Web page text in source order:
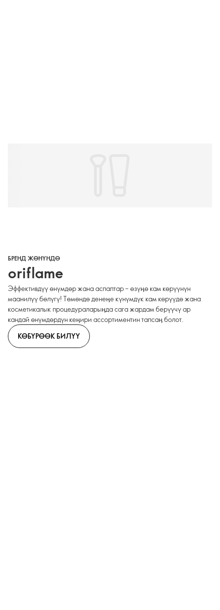
БРЕНД ЖӨНҮНДӨ
oriflame
Эффективдүү өнүмдөр жана аспаптар – өзүӊө кам көрүүнүн
маанилүү бөлүгү! Төмөндө денеӊе күнүмдүк кам көрүүдө жана
косметикалык процедураларыӊда сага жардам берүүчү ар
кандай өнүмдөрдүн кеӊири ассортиментин тапсаӊ болот.
КӨБҮРӨӨК БИЛҮҮ